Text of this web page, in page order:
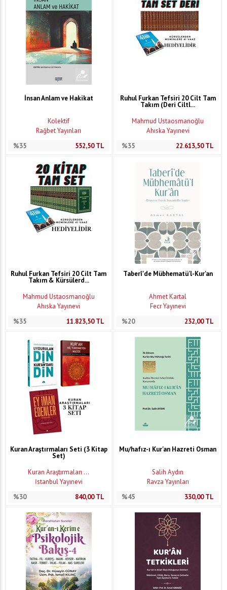
İnsan Anlam ve Hakikat
Kolektif
Rağbet Yayınları
%35
552,50TL
Ruhul Furkan Tefsiri 20 Cilt Tam
Takım (Deri Ciltl...
Mahmud Ustaosmanoğlu
Ahıska Yayınevi
%35
22.613,50TL
Ruhul Furkan Tefsiri 20 Cilt Tam
Takım & Kürsülerd...
Mahmud Ustaosmanoğlu
Ahıska Yayınevi
%35
11.823,50TL
Taberî'de Mübhematü'l-Kur'an
Ahmet Kartal
Fecr Yayınevi
%20
232,00TL
Kuran Araştırmaları Seti (3 Kitap
Set)
Kuran Araştırmaları ...
İstanbul Yayınevi
%30
840,00TL
Mu/hafız-ı Kur'an Hazreti Osman
Salih Aydın
Ravza Yayınları
%45
330,00TL